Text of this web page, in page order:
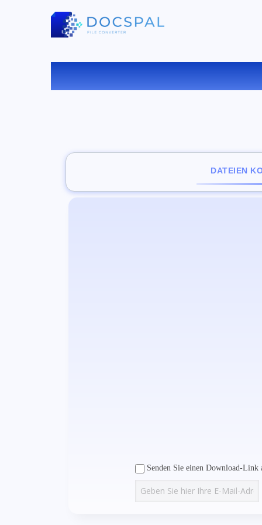
DATEIEN
Senden Sie einen Download-